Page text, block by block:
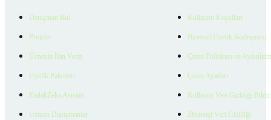
Danışman Bul
Projeler
Ücretsiz İlan Verin
Üyelik Paketleri
EmlakZeka Asistan
Uzman Danışmanlar
Kullanım Koşulları
Bireysel Üyelik Sözleşmesi
Çerez Politikası ve
Çerez Ayarları
Kullanıcı Veri Gizliliği
Ziyaretçi Veri Gizliliği